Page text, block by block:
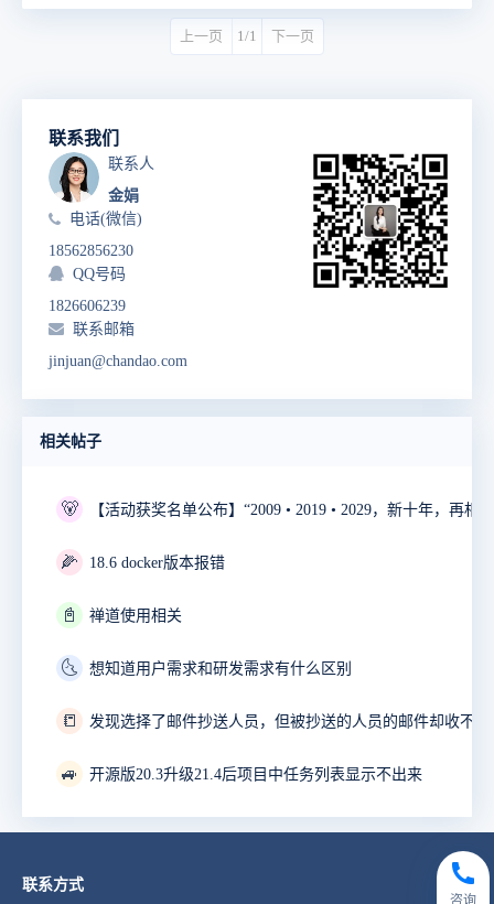
上一页 1/1 下一页
联系我们
联系人
金娟
电话(微信)
18562856230
QQ号码
1826606239
联系邮箱
jinjuan@chandao.com
相关帖子
🐻
🌽 18.6 docker版本报错
📓 禅道使用相关
🌜 想知道用户需求和研发需求有什么区别
📒 发现选择了邮件抄送人员，但被抄送的人员的邮件却收不到
🚙 开源版20.3升级21.4后项目中任务列表显示不出来
联系方式
咨询